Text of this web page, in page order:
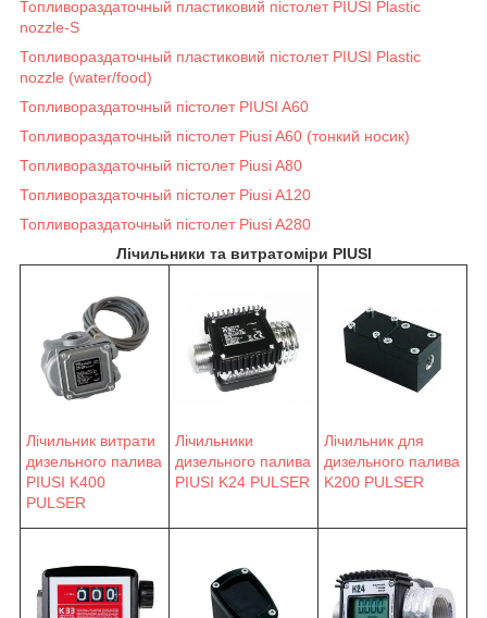
Топливораздаточный пластиковий пістолет PIUSI Plastic
nozzle-S
Топливораздаточный пластиковий пістолет PIUSI Plastic
nozzle (water/food)
Топливораздаточный пістолет PIUSI A60
Топливораздаточный пістолет Piusi A60 (тонкий носик)
Топливораздаточный пістолет Piusi A80
Топливораздаточный пістолет Piusi A120
Топливораздаточный пістолет Piusi A280
Лічильники та витратоміри PIUSI
Лічильник витрати
дизельного палива
PIUSI K400
PULSER
Лічильники
дизельного палива
PIUSI K24 PULSER
Лічильник для
дизельного палива
K200 PULSER